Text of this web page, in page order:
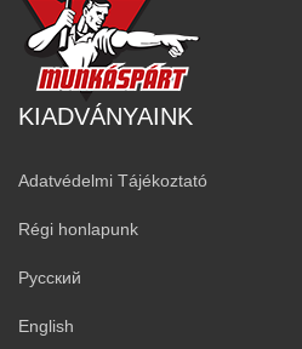
KIADVÁNYAINK
Adatvédelmi Tájékoztató
Régi honlapunk
Русский
English